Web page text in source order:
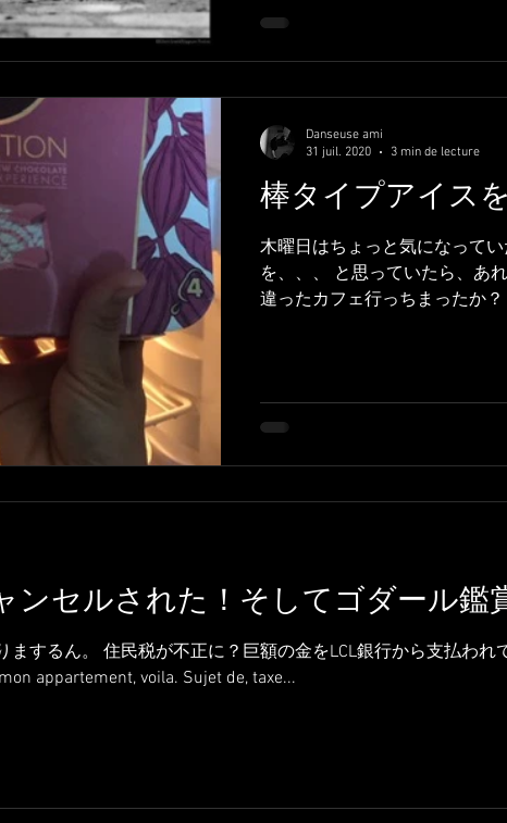
のです。オフデーだし誕生日
棒タイプアイス
木曜日はちょっと気になって
を、、、 と思っていたら、あ
違ったカフェ行っちまったか
Danseuse ami
31 juil. 2020
3 min de lecture
ンセルされた！そしてゴダール鑑
まするん。 住民税が不正に？巨額の金をLCL銀行から支払われ
appartement, voila. Sujet de, taxe...